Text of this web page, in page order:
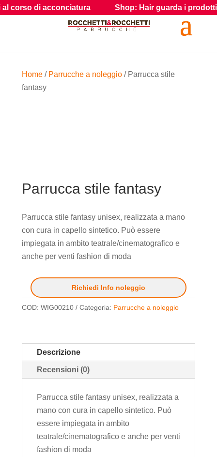
Home/ Parrucche a noleggio/ Parrucca stile
fantasy
Parrucca stile fantasy
Parrucca stile fantasy unisex, realizzata a mano
con cura in capello sintetico. Può essere
impiegata in ambito teatrale/cinematografico e
anche per venti fashion di moda
Richiedi Info noleggio
COD: WIG00210 Categoria: Parrucche a noleggio
Descrizione
Recensioni (0)
Parrucca stile fantasy unisex, realizzata a
mano con cura in capello sintetico. Può
essere impiegata in ambito
teatrale/cinematografico e anche per venti
fashion di moda
di acconciatura Shop: Hair guarda i prodotti e